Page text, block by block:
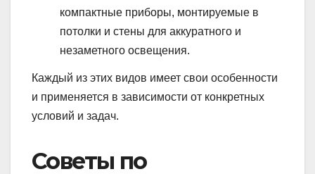
компактные приборы, монтируемые в
потолки и стены для аккуратного и
незаметного освещения.
Каждый из этих видов имеет свои особенности
и применяется в зависимости от конкретных
условий и задач.
Советы по